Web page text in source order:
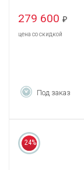
279 600 ₽
цена со скидкой
Под заказ
24%